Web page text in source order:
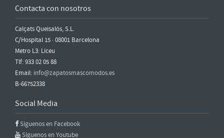
Contacta con nosotros
Calçats Queisalós, S.L.
C/Hospital 15 · 08001 Barcelona
Metro L3: Liceu
Tlf: 933 02 05 88
Email: info@zapatosmascomodos.es
B-66752338
Social Media
Síguenos en Facebook
Síguenos en Youtube